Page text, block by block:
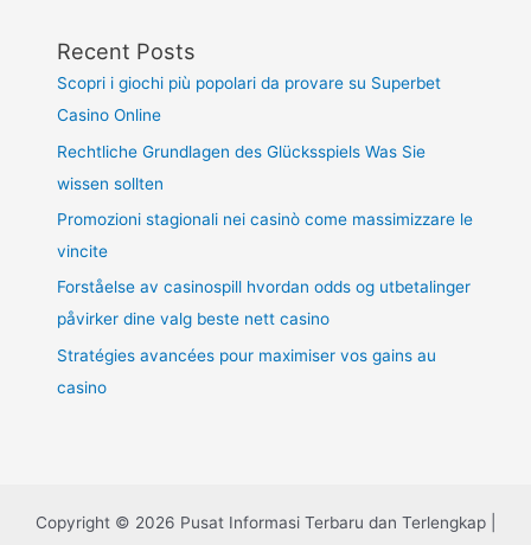
Recent Posts
Scopri i giochi più popolari da provare su Superbet
Casino Online
Rechtliche Grundlagen des Glücksspiels Was Sie
wissen sollten
Promozioni stagionali nei casinò come massimizzare le
vincite
Forståelse av casinospill hvordan odds og utbetalinger
påvirker dine valg beste nett casino
Stratégies avancées pour maximiser vos gains au
casino
Copyright © 2026 Pusat Informasi Terbaru dan Terlengkap |